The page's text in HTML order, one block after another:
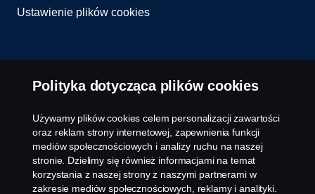
Ustawienie plików cookies
© Copyright Scania 2026 All rights reserved. Scania
Polska S.A. Al. Katowicka 316, 05-830 Nadarzyn,
Polska Tel: +48 22 356 01 00
Polityka dotycząca plików cookies
Używamy plików cookies celem personalizacji zawartości
oraz reklam strony internetowej, zapewnienia funkcji
mediów społecznościowych i analizy ruchu na naszej
stronie. Dzielimy się również informacjami na temat
korzystania z naszej strony z naszymi partnerami w
zakresie mediów społecznościowych, reklamy i analityki.